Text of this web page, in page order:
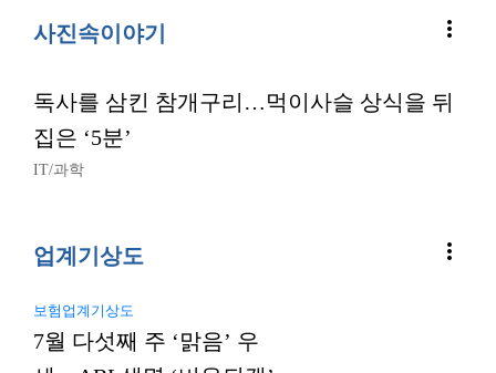
사진속이야기 more_vert
독사를 삼킨 참개구리…먹이사슬 상식을 뒤
집은 ‘5분’
IT/과학
업계기상도 more_vert
보험업계기상도
7월 다섯째 주 ‘맑음’ 우